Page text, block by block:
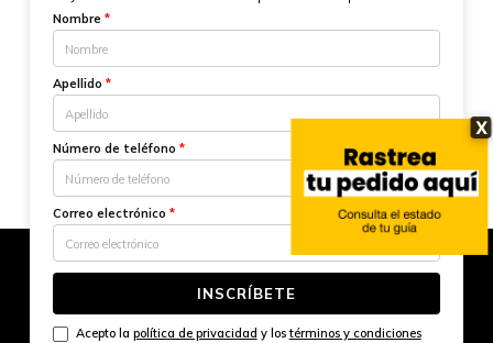
X
Nombre *
Apellido *
Número de teléfono *
Correo electrónico *
INSCRÍBETE
Acepto la política de privacidad y lostérminos y condiciones